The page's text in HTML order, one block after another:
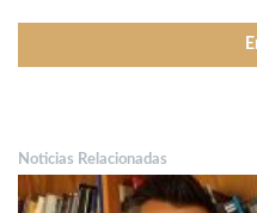
Noticias Relacionadas